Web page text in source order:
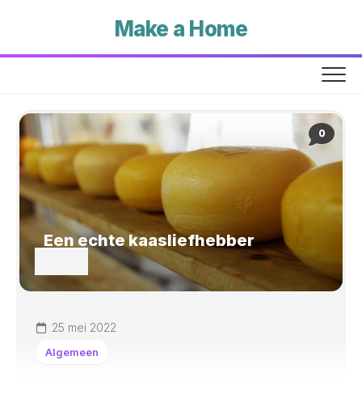
Make a Home
0
Een echte kaasliefhebber
25 mei 2022
Algemeen